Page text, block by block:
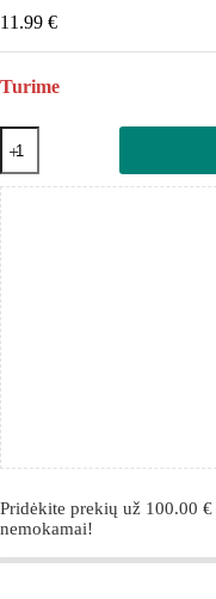
11.99 €
Turime
Pridėkite prekių už 100.00 €
nemokamai!